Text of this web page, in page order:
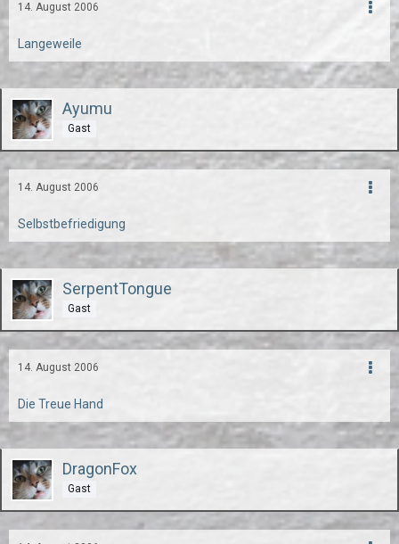
14. August 2006
Langeweile
Ayumu
Gast
14. August 2006
Selbstbefriedigung
SerpentTongue
Gast
14. August 2006
Die Treue Hand
DragonFox
Gast